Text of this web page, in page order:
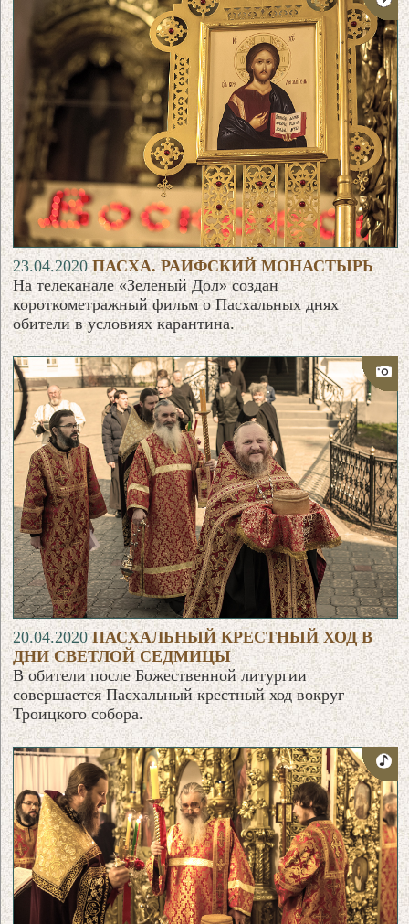
23.04.2020ПАСХА. РАИФСКИЙ МОНАСТЫРЬ
На телеканале «Зеленый Дол» создан
короткометражный фильм о Пасхальных днях
обители в условиях карантина.
20.04.2020ПАСХАЛЬНЫЙ КРЕСТНЫЙ ХОД В
ДНИ СВЕТЛОЙ СЕДМИЦЫ
В обители после Божественной литургии
совершается Пасхальный крестный ход вокруг
Троицкого собора.